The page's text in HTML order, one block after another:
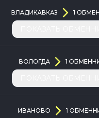
ВЛАДИКАВКАЗ 1
ВОЛОГДА 1
ИВАНОВО 1